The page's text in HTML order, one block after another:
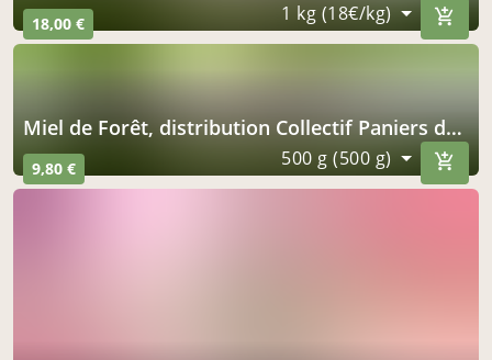
18,00 € 1 kg (18€/kg)
Miel de Forêt, distribution Collectif Paniers du Grand Bois
9,80 € 500 g (500 g)